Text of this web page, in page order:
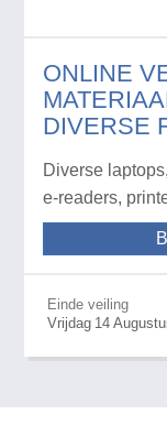
ONLINE
DIVERSE
Diverse
e-readers,
Einde veiling
Vrijdag 14